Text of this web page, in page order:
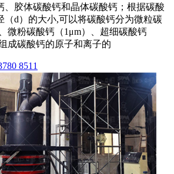
、胶体碳酸钙和晶体碳酸钙；根据碳酸
（d）的大小,可以将碳酸钙分为微粒碳
微粉碳酸钙（1μm）、超细碳酸钙
成碳酸钙的原子和离子的
8511